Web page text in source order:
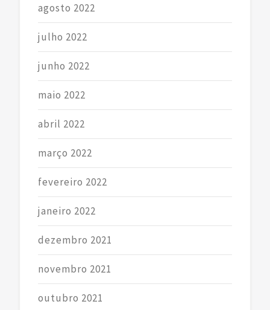
agosto 2022
julho 2022
junho 2022
maio 2022
abril 2022
março 2022
fevereiro 2022
janeiro 2022
dezembro 2021
novembro 2021
outubro 2021